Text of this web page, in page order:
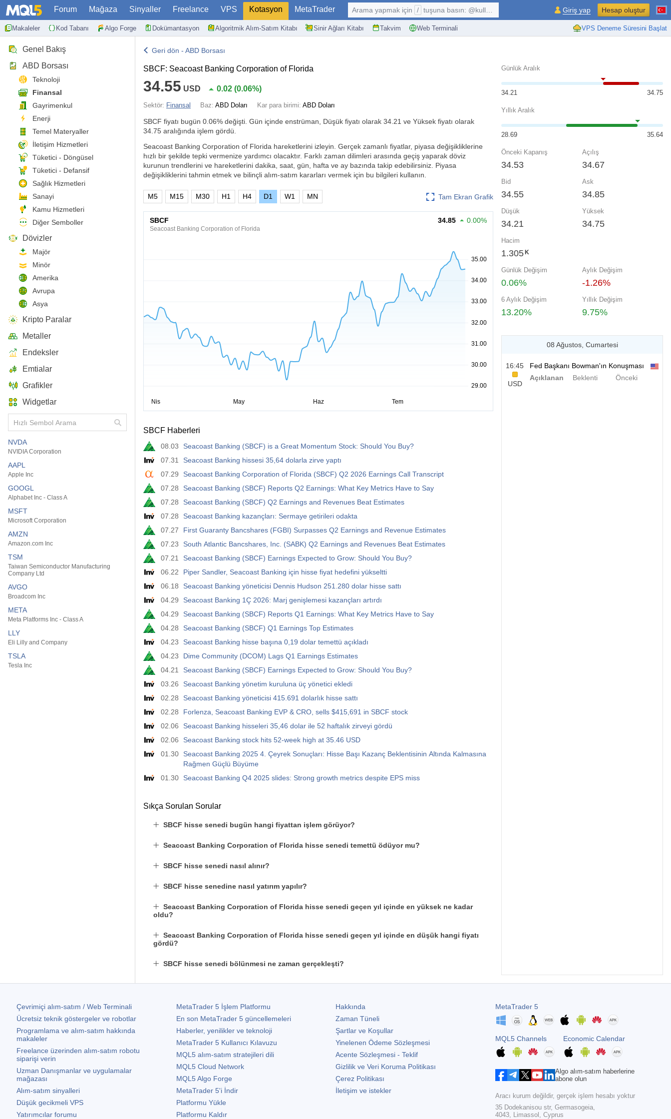
Forum Mağaza Sinyaller Freelance VPS Kotasyon MetaTrader
Makaleler Kod Tabanı Algo Forge Dokümantasyon Algoritmik Alım-Satım Kitabı Sinir Ağları Kitabı Takvim Web Terminali VPS Deneme Süresini Başlat
Arama yapmak için / tuşuna basın: @kullanıcı, $sembol, ... Giriş yap Hesap oluştur
Genel Bakış
ABD Borsası
Teknoloji
Finansal
Gayrimenkul
Enerji
Temel Materyaller
İletişim Hizmetleri
Tüketici - Döngüsel
Tüketici - Defansif
Sağlık Hizmetleri
Sanayi
Kamu Hizmetleri
Diğer Semboller
Dövizler
Majör
Minör
Amerika
Avrupa
Asya
Kripto Paralar
Metaller
Endeksler
Emtialar
Grafikler
Widgetlar
NVDA
NVIDIA Corporation
AAPL
Apple Inc
GOOGL
Alphabet Inc - Class A
MSFT
Microsoft Corporation
AMZN
Amazon.com Inc
TSM
Taiwan Semiconductor Manufacturing
Company Ltd
AVGO
Broadcom Inc
META
Meta Platforms Inc - Class A
LLY
Eli Lilly and Company
TSLA
Tesla Inc
Geri dön - ABD Borsası
SBCF: Seacoast Banking Corporation of Florida
34.55 USD 0.02 (0.06%)
Sektör: Finansal Baz: ABD Doları Kar para birimi: ABD Doları
SBCF fiyatı bugün 0.06% değişti. Gün içinde enstrüman, Düşük fiyatı olarak 34.21 ve Yüksek fiyatı olarak
34.75 aralığında işlem gördü.
Seacoast Banking Corporation of Florida hareketlerini izleyin. Gerçek zamanlı fiyatlar, piyasa değişikliklerine
hızlı bir şekilde tepki vermenize yardımcı olacaktır. Farklı zaman dilimleri arasında geçiş yaparak döviz
kurunun trendlerini ve hareketlerini dakika, saat, gün, hafta ve ay bazında takip edebilirsiniz. Piyasa
değişikliklerini tahmin etmek ve bilinçli alım-satım kararları vermek için bu bilgileri kullanın.
Tam Ekran Grafik
M5 M15 M30 H1 H4 D1 W1 MN
SBCF
Seacoast Banking Corporation of Florida
34.85 0.00%
SBCF Haberleri
08.03
Seacoast Banking (SBCF) is a Great Momentum Stock: Should You Buy?
07.31
Seacoast Banking hissesi 35,64 dolarla zirve yaptı
07.29
Seacoast Banking Corporation of Florida (SBCF) Q2 2026 Earnings Call Transcript
07.28
Seacoast Banking (SBCF) Reports Q2 Earnings: What Key Metrics Have to Say
07.28
Seacoast Banking (SBCF) Q2 Earnings and Revenues Beat Estimates
07.28
Seacoast Banking kazançları: Sermaye getirileri odakta
07.27
First Guaranty Bancshares (FGBI) Surpasses Q2 Earnings and Revenue Estimates
07.23
South Atlantic Bancshares, Inc. (SABK) Q2 Earnings and Revenues Beat Estimates
07.21
Seacoast Banking (SBCF) Earnings Expected to Grow: Should You Buy?
06.22
Piper Sandler, Seacoast Banking için hisse fiyat hedefini yükseltti
06.18
Seacoast Banking yöneticisi Dennis Hudson 251.280 dolar hisse sattı
04.29
Seacoast Banking 1Ç 2026: Marj genişlemesi kazançları artırdı
04.29
Seacoast Banking (SBCF) Reports Q1 Earnings: What Key Metrics Have to Say
04.28
Seacoast Banking (SBCF) Q1 Earnings Top Estimates
04.23
Seacoast Banking hisse başına 0,19 dolar temettü açıkladı
04.23
Dime Community (DCOM) Lags Q1 Earnings Estimates
04.21
Seacoast Banking (SBCF) Earnings Expected to Grow: Should You Buy?
03.26
Seacoast Banking yönetim kuruluna üç yönetici ekledi
02.28
Seacoast Banking yöneticisi 415.691 dolarlık hisse sattı
02.28
Forlenza, Seacoast Banking EVP & CRO, sells $415,691 in SBCF stock
02.06
Seacoast Banking hisseleri 35,46 dolar ile 52 haftalık zirveyi gördü
02.06
Seacoast Banking stock hits 52-week high at 35.46 USD
01.30
Seacoast Banking 2025 4. Çeyrek Sonuçları: Hisse Başı Kazanç Beklentisinin Altında Kalmasına
Rağmen Güçlü Büyüme
01.30
Seacoast Banking Q4 2025 slides: Strong growth metrics despite EPS miss
Sıkça Sorulan Sorular
SBCF hisse senedi bugün hangi fiyattan işlem görüyor?
Seacoast Banking Corporation of Florida hisse senedi temettü ödüyor mu?
SBCF hisse senedi nasıl alınır?
SBCF hisse senedine nasıl yatırım yapılır?
Seacoast Banking Corporation of Florida hisse senedi geçen yıl içinde en yüksek ne kadar
oldu?
Seacoast Banking Corporation of Florida hisse senedi geçen yıl içinde en düşük hangi fiyatı
gördü?
SBCF hisse senedi bölünmesi ne zaman gerçekleşti?
Günlük Aralık
34.21 34.75
Yıllık Aralık
28.69 35.64
Önceki Kapanış
34.53
Açılış
34.67
Bid
34.55
Ask
34.85
Düşük
34.21
Yüksek
34.75
Hacim
1.305 K
Günlük Değişim
0.06%
Aylık Değişim
-1.26%
6 Aylık Değişim
13.20%
Yıllık Değişim
9.75%
08 Ağustos, Cumartesi
16:45
USD
Fed Başkanı Bowman'ın Konuşması
Açıklanan
Beklenti Önceki
Çevrimiçi alım-satım / Web Terminali
Ücretsiz teknik göstergeler ve robotlar
Programlama ve alım-satım hakkında
makaleler
Freelance üzerinden alım-satım robotu
siparişi verin
Uzman Danışmanlar ve uygulamalar
mağazası
Alım-satım sinyalleri
Düşük gecikmeli VPS
Yatırımcılar forumu
MetaTrader 5İşlem Platformu
En son MetaTrader 5güncellemeleri
Haberler, yenilikler ve teknoloji
MetaTrader 5Kullanıcı Kılavuzu
MQL5 alım-satım stratejileri dili
MQL5 Cloud Network
MQL5 Algo Forge
MetaTrader 5'i İndir
Platformu Yükle
Platformu Kaldır
Hakkında
Zaman Tüneli
Şartlar ve Koşullar
Yinelenen Ödeme Sözleşmesi
Acente Sözleşmesi - Teklif
Gizlilik ve Veri Koruma Politikası
Çerez Politikası
İletişim ve istekler
MetaTrader 5
MQL5 Channels Economic Calendar
Algo alım-satım haberlerine
abone olun
Aracı kurum değildir, gerçek işlem hesabı yoktur
35 Dodekanisou str, Germasogeia,
4043, Limassol, Cyprus